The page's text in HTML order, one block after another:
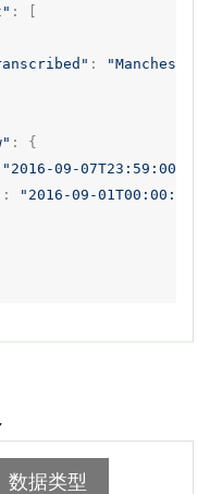
:
:
:
{
"2016-09-
:
"2016-09-
数据类型